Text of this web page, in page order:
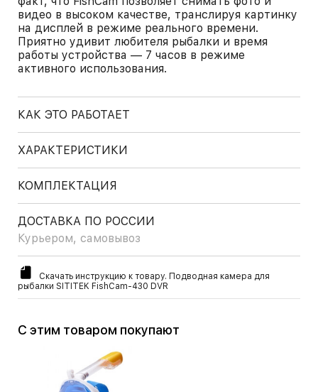
видео в высоком качестве, транслируя картинку
на дисплей в режиме реального времени.
Приятно удивит любителя рыбалки и время
работы устройства — 7 часов в режиме
активного использования.
КАК ЭТО РАБОТАЕТ
ХАРАКТЕРИСТИКИ
КОМПЛЕКТАЦИЯ
ДОСТАВКА ПО РОССИИ
Курьером, самовывоз
Скачать инструкцию к товару. Подводная камера для
рыбалки SITITEK FishCam-430 DVR
С этим товаром покупают